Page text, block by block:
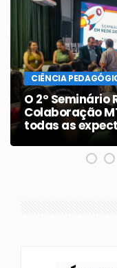
CIÊNCIA
O 2º Seminário
Colaboração
todas as